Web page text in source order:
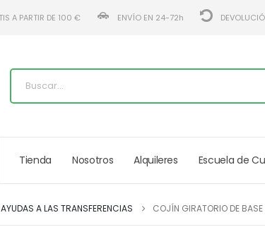
A PARTIR DE 100 € ENVÍO EN 24-72h
Tienda Nosotros Alquileres Escuela de
AYUDAS A LAS TRANSFERENCIAS COJÍN GIRATORIO DE